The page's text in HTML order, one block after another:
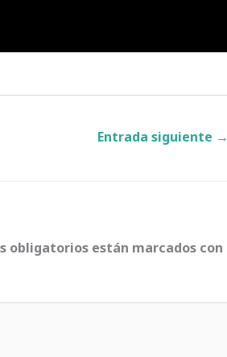
Entrada siguiente →
obligatorios están marcados con